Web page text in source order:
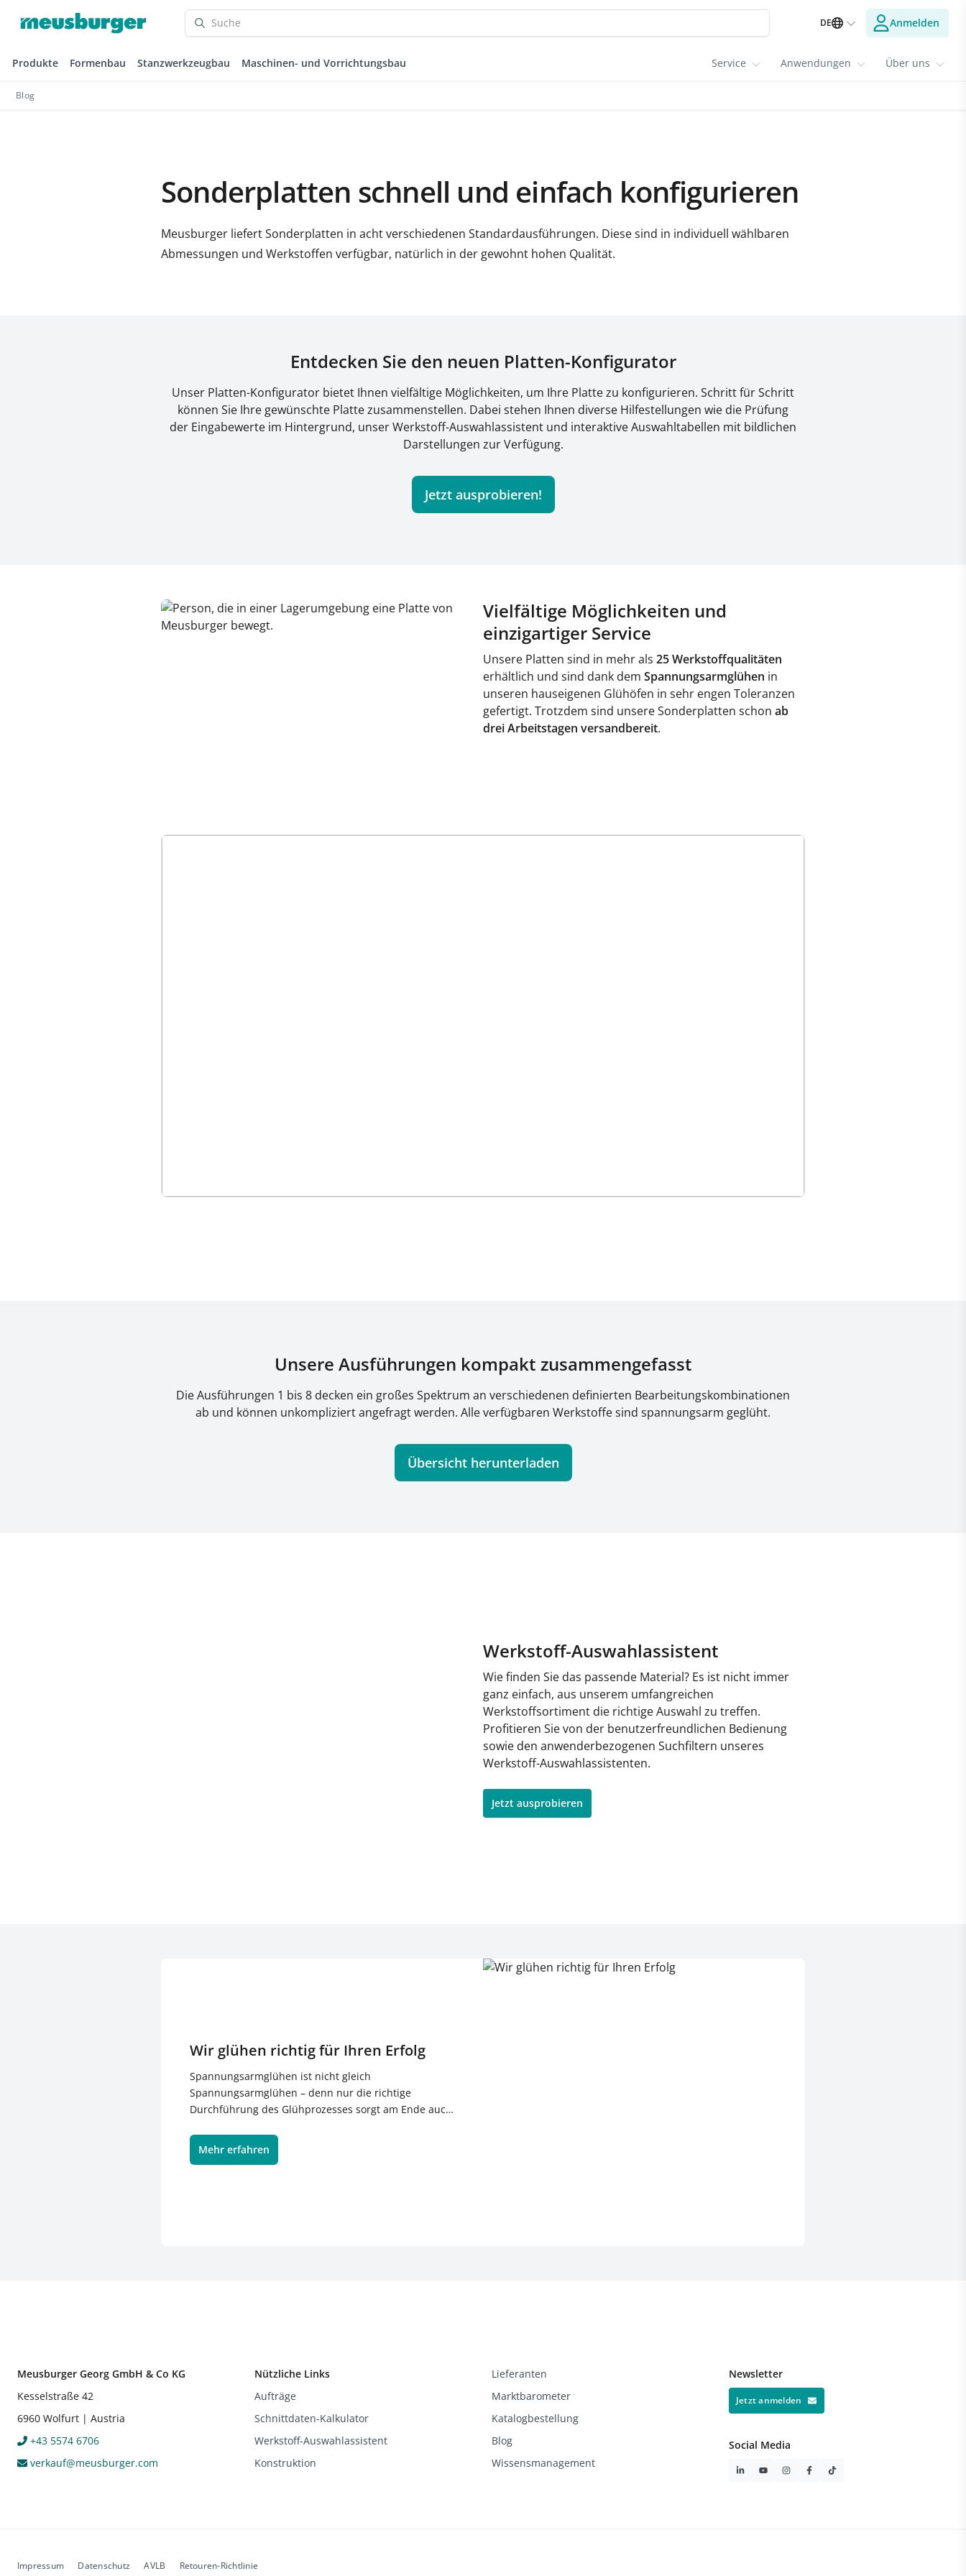
DE Anmelden
Produkte Formenbau Stanzwerkzeugbau Maschinen- und Vorrichtungsbau Service Anwendungen Über uns
Blog
Sonderplatten schnell und einfach konfigurieren
Meusburger liefert Sonderplatten in acht verschiedenen Standardausführungen. Diese sind in individuell wählbaren
Abmessungen und Werkstoffen verfügbar, natürlich in der gewohnt hohen Qualität.
Entdecken Sie den neuen Platten-Konfigurator
Unser Platten-Konfigurator bietet Ihnen vielfältige Möglichkeiten, um Ihre Platte zu konfigurieren. Schritt für Schritt
können Sie Ihre gewünschte Platte zusammenstellen. Dabei stehen Ihnen diverse Hilfestellungen wie die Prüfung
der Eingabewerte im Hintergrund, unser Werkstoff-Auswahlassistent und interaktive Auswahltabellen mit bildlichen
Darstellungen zur Verfügung.
Jetzt ausprobieren!
Vielfältige Möglichkeiten und
einzigartiger Service
Unsere Platten sind in mehr als 25 Werkstoffqualitäten
erhältlich und sind dank dem Spannungsarmglühen in
unseren hauseigenen Glühöfen in sehr engen Toleranzen
gefertigt. Trotzdem sind unsere Sonderplatten schon ab
drei Arbeitstagen versandbereit.
Unsere Ausführungen kompakt zusammengefasst
Die Ausführungen 1 bis 8 decken ein großes Spektrum an verschiedenen definierten Bearbeitungskombinationen
ab und können unkompliziert angefragt werden. Alle verfügbaren Werkstoffe sind spannungsarm geglüht.
Übersicht herunterladen
Werkstoff-Auswahlassistent
Wie finden Sie das passende Material? Es ist nicht immer
ganz einfach, aus unserem umfangreichen
Werkstoffsortiment die richtige Auswahl zu treffen.
Profitieren Sie von der benutzerfreundlichen Bedienung
sowie den anwenderbezogenen Suchfiltern unseres
Werkstoff-Auswahlassistenten.
Jetzt ausprobieren
Wir glühen richtig für Ihren Erfolg
Spannungsarmglühen ist nicht gleich
Spannungsarmglühen – denn nur die richtige
Durchführung des Glühprozesses sorgt am Ende auch
Meusburger seit rund 30 Jahren auf eigene Glühöfen.
Mehr erfahren
Meusburger Georg GmbH & Co KG
Kesselstraße 42
6960 Wolfurt | Austria
+43 5574 6706
verkauf@meusburger.com
Nützliche Links
Aufträge
Schnittdaten-Kalkulator
Werkstoff-Auswahlassistent
Konstruktion
Lieferanten
Marktbarometer
Katalogbestellung
Blog
Wissensmanagement
Newsletter
Jetzt anmelden
Social Media
Impressum Datenschutz AVLB Retouren-Richtlinie